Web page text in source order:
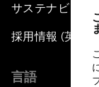
サステナビリテ
採用情報 (英語の
言語